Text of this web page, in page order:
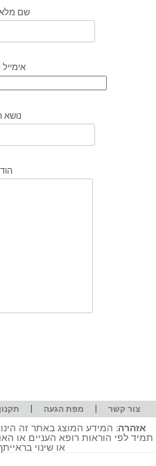
שם
נושא
צור קשר | מפת הגעה | תקנון
אזהרה: המידע המוצג באתר זה
תמיד לפי הוראות רופא העניים או
או שינוי